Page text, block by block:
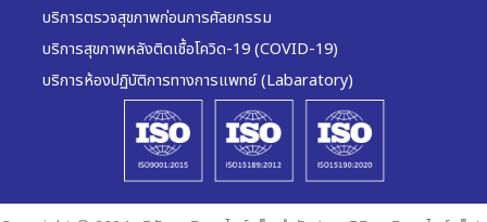
บริการตรวจสุขภาพก่อนการศัลยกรรม
บริการสุขภาพหลังติดเชื้อโควิด-19 (COVID-19)
บริการห้องปฏิบัติการทางการแพทย์ (Labaratory)